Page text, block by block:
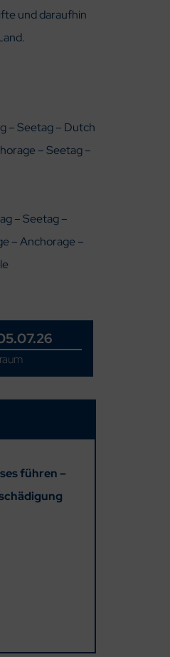
und daraufhin
– Seetag – Dutch
– Seetag –
– Seetag –
– Anchorage –
führen –